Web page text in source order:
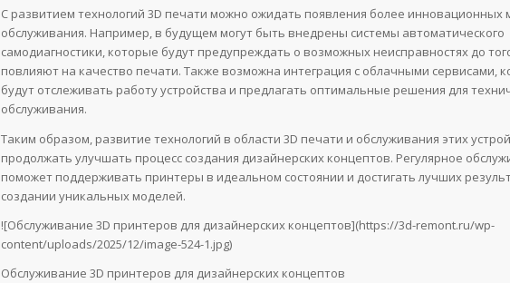
С развитием технологий 3D печати можно ожидать появления более инновационных
обслуживания. Например, в будущем могут быть внедрены системы автоматического
самодиагностики, которые будут предупреждать о возможных неисправностях до
повлияют на качество печати. Также возможна интеграция с облачными сервисами,
будут отслеживать работу устройства и предлагать оптимальные решения для
обслуживания.
Таким образом, развитие технологий в области 3D печати и обслуживания этих
продолжать улучшать процесс создания дизайнерских концептов. Регулярное
поможет поддерживать принтеры в идеальном состоянии и достигать лучших
создании уникальных моделей.
![Обслуживание 3D принтеров для дизайнерских концептов](https://3d-remont.ru/wp-
content/uploads/2025/12/image-524-1.jpg)
Обслуживание 3D принтеров для дизайнерских концептов